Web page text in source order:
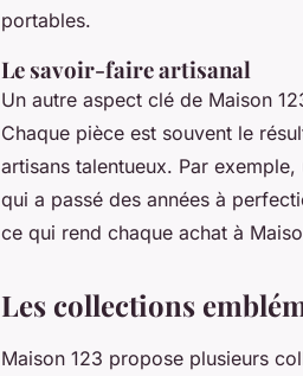
portables.
Le savoir-faire artisanal
Un autre aspect clé de Maison
Chaque pièce est souvent le
artisans talentueux. Par
qui a passé des années à
ce qui rend chaque achat à
Les collections
Maison 123 propose plusieurs